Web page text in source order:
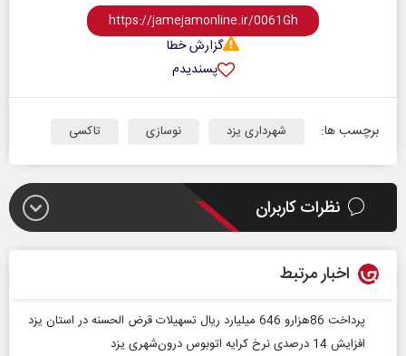
گزارش خطا
پسندیدم
برچسب ها: شهرداری یزد نوسازی تاکسی
نظرات کاربران
اخبار مرتبط
پرداخت 86هزارو 646 میلیارد ریال تسهیلات قرض الحسنه در استان یزد
افزایش 14 درصدی نرخ کرایه اتوبوس درون‌شهری یزد